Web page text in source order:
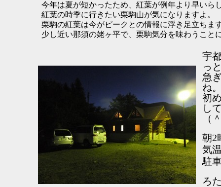
今年は夏が短かったため、紅葉が例年より早いら
紅葉の時季に行きたい栗駒山が気になりますよ。
栗駒の紅葉は今がピークとの情報に浮き足立ちま
少し近い那須の姥ヶ平で、栗駒気分を味わうこと
宇
っ
急
ね
初
し
（
朝2
気
駐
ろ